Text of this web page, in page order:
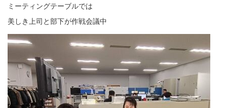
ミーティングテーブルでは
美しき上司と部下が作戦会議中